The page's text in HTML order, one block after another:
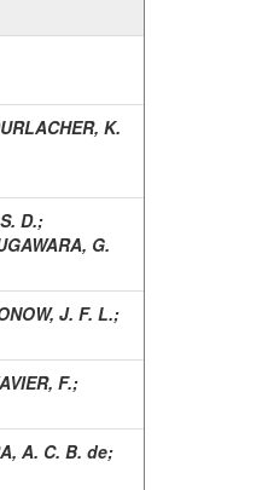
K.
D.;
G.
J. F. L.;
F.;
A. C. B. de;